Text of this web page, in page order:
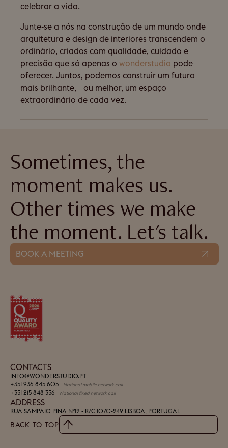
celebrar a vida.
Junte-se a nós na construção de um mundo onde
arquitetura e design de interiores transcendem o
ordinário, criados com qualidade, cuidado e
precisão que só apenas o wonderstudio pode
oferecer. Juntos, podemos construir um futuro
mais brilhante, ou melhor, um espaço
extraordinário de cada vez.
Sometimes, the
moment makes us.
Other times we make
the moment. Let's talk.
BOOK A MEETING
CONTACTS
INFO@WONDERSTUDIO.PT
+351 936 845 605
National mobile network call
+351 215 848 356 National fixed network call
ADDRESS
RUA SAMPAIO PINA Nº12 - R/C 1070-249 LISBOA, PORTUGAL
BACK TO TOP